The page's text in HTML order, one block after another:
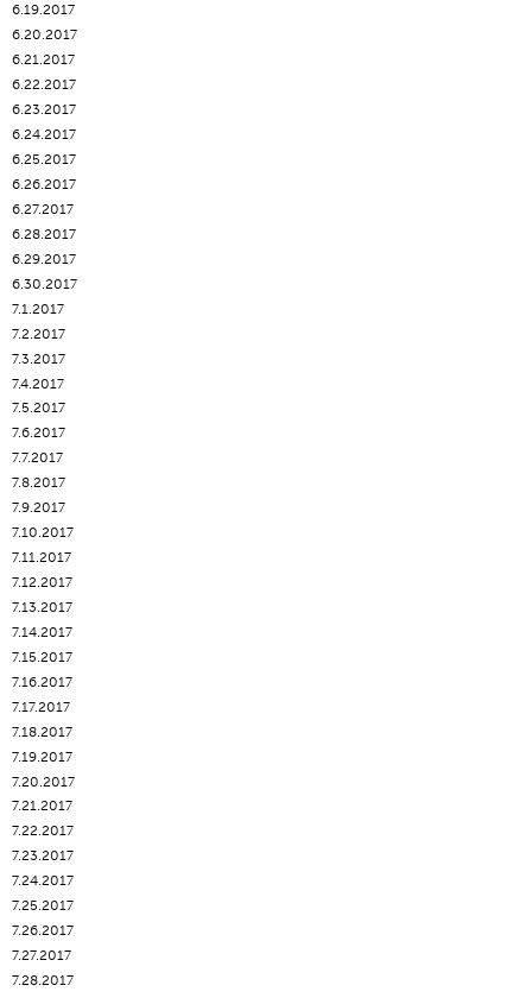
6.19.2017
6.20.2017
6.21.2017
6.22.2017
6.23.2017
6.24.2017
6.25.2017
6.26.2017
6.27.2017
6.28.2017
6.29.2017
6.30.2017
7.1.2017
7.2.2017
7.3.2017
7.4.2017
7.5.2017
7.6.2017
7.7.2017
7.8.2017
7.9.2017
7.10.2017
7.11.2017
7.12.2017
7.13.2017
7.14.2017
7.15.2017
7.16.2017
7.17.2017
7.18.2017
7.19.2017
7.20.2017
7.21.2017
7.22.2017
7.23.2017
7.24.2017
7.25.2017
7.26.2017
7.27.2017
7.28.2017